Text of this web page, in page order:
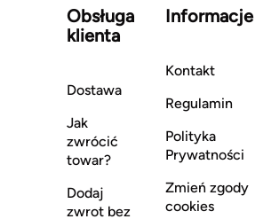
Obsługa
klienta
Dostawa
Jak
zwrócić
towar?
Dodaj
zwrot bez
Informacje
Kontakt
Regulamin
Polityka
Prywatności
Zmień zgody
cookies